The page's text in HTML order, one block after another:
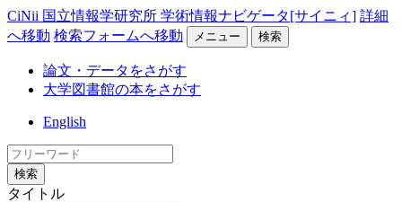
CiNii 国立情報学研究所 学術情報ナビゲータ[サイニィ] 詳細
へ移動 検索フォームへ移動 メニュー 検索
論文・データをさがす
大学図書館の本をさがす
English
検索
タイトル